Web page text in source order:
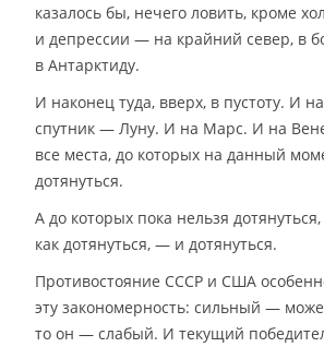
казалось бы, нечего ловить, кроме
и депрессии — на крайний север, в
в Антарктиду.
И наконец туда, вверх, в пустоту. И
спутник — Луну. И на Марс. И на
все места, до которых на данный
дотянуться.
А до которых пока нельзя
как дотянуться, — и дотянуться.
Противостояние СССР и США
эту закономерность: сильный —
то он — слабый. И текущий